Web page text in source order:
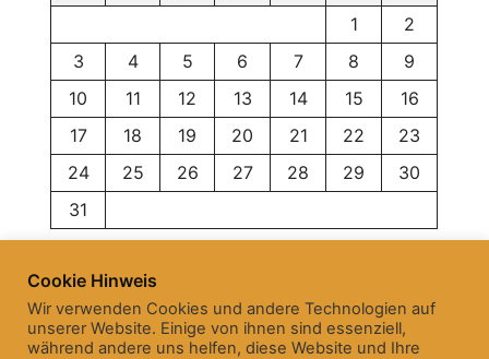
1
2
3
4 5 6 7 8
9
10
11 12 13 14 15
16
17
18 19 20 21 22
23
24
25 26 27 28 29
30
31
Cookie Hinweis
Wir verwenden Cookies und andere Technologien auf
unserer Website. Einige von ihnen sind essenziell,
während andere uns helfen, diese Website und Ihre